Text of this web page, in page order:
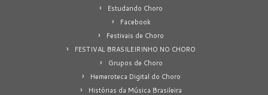
Estudando Choro
Facebook
Festivais de Choro
FESTIVAL BRASILEIRINHO NO CHORO
Grupos de Choro
Hemeroteca Digital do Choro
Histórias da Música Brasileira